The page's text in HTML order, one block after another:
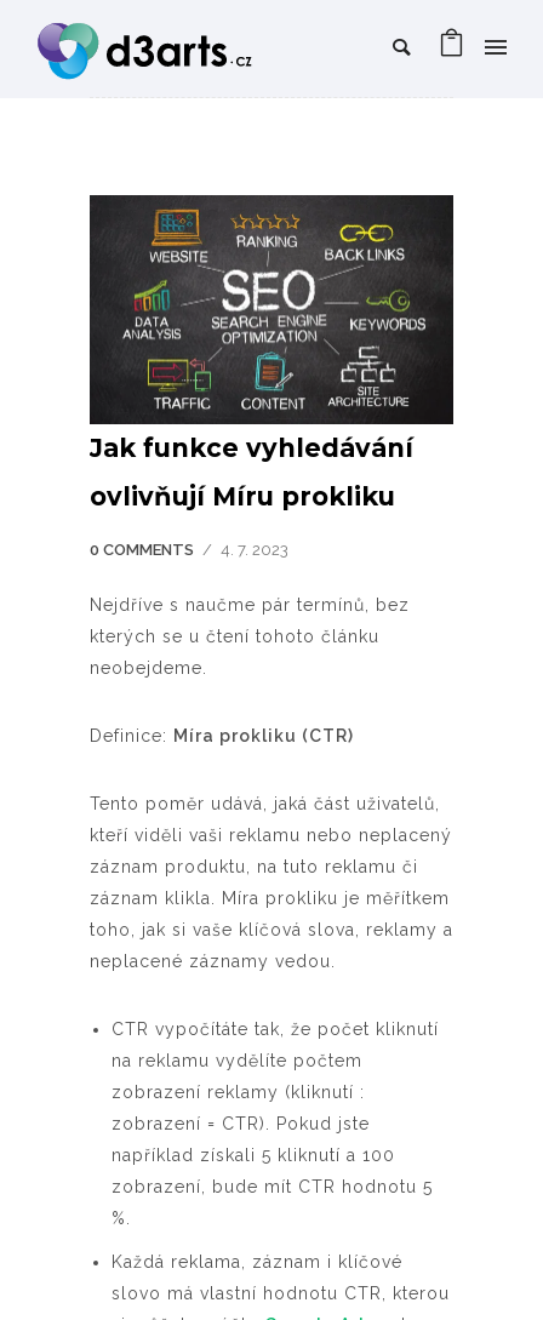
Jak funkce vyhledávání
ovlivňují Míru prokliku
0 COMMENTS / 4. 7. 2023
Nejdříve s naučme pár termínů, bez
kterých se u čtení tohoto článku
neobejdeme.
Definice: Míra prokliku (CTR)
Tento poměr udává, jaká část uživatelů,
kteří viděli vaši reklamu nebo neplacený
záznam produktu, na tuto reklamu či
záznam klikla. Míra prokliku je měřítkem
toho, jak si vaše klíčová slova, reklamy a
neplacené záznamy vedou.
CTR vypočítáte tak, že počet kliknutí
na reklamu vydělíte počtem
zobrazení reklamy (kliknutí :
zobrazení = CTR). Pokud jste
například získali 5 kliknutí a 100
zobrazení, bude mít CTR hodnotu 5
%.
Každá reklama, záznam i klíčové
slovo má vlastní hodnotu CTR, kterou